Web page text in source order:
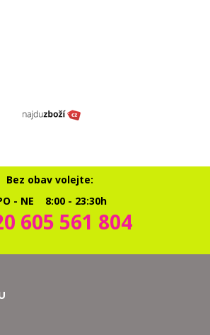
Bez obav volejte:
- NE 8:00 - 23:30h
605 561 804